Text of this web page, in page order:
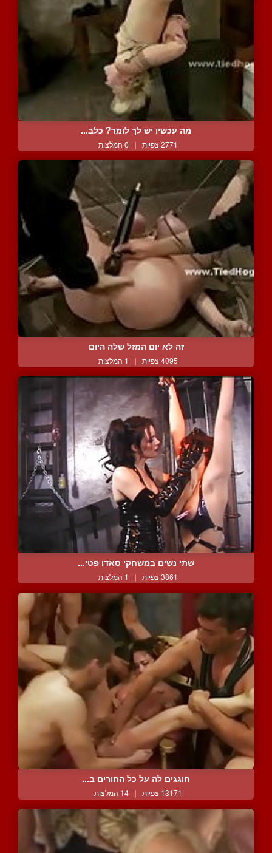
מה עכשיו יש לך לומר? כלב...
2771 צפיות | 0 המלצות
זה לא יום המזל שלה היום
4095 צפיות | 1 המלצות
שתי נשים במשחקי סאדו פטי...
3861 צפיות | 1 המלצות
חוגגים לה על כל החורים ב...
13171 צפיות | 14 המלצות